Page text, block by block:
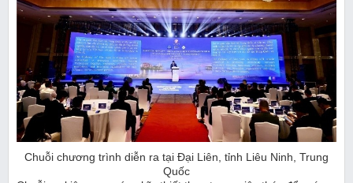
Chuỗi chương trình diễn ra tại Đại Liên, tỉnh Liêu Ninh, Trung
Quốc